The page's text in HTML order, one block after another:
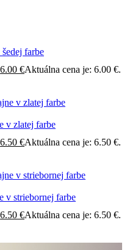
farbe
6.00 €Aktuálna cena je: 6.00 €.
v zlatej farbe
6.50 €Aktuálna cena je: 6.50 €.
v striebornej farbe
6.50 €Aktuálna cena je: 6.50 €.